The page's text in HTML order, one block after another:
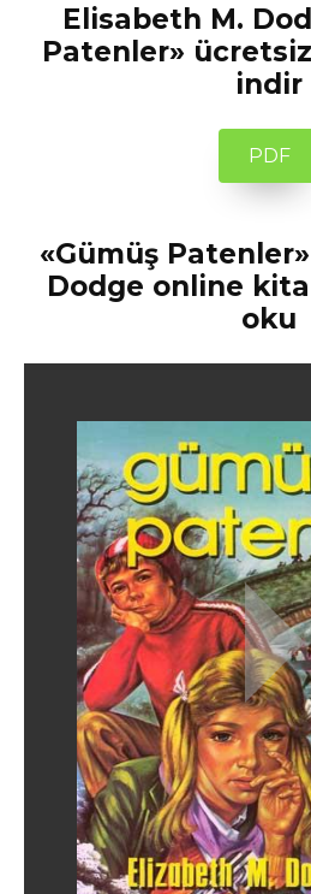
Elisabeth M.
Patenler»
indir
PDF
«Gümüş
Dodge online
oku